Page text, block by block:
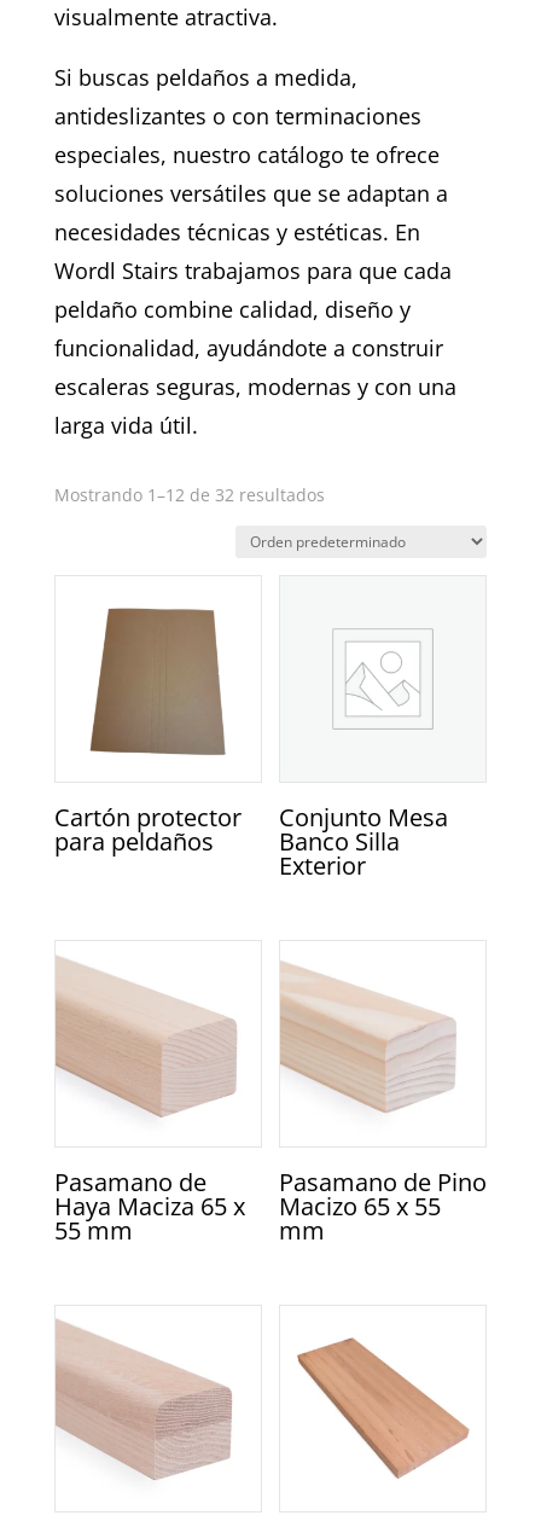
visualmente atractiva.
Si buscas peldaños a medida,
antideslizantes o con terminaciones
especiales, nuestro catálogo te ofrece
soluciones versátiles que se adaptan a
necesidades técnicas y estéticas. En
Wordl Stairs trabajamos para que cada
peldaño combine calidad, diseño y
funcionalidad, ayudándote a construir
escaleras seguras, modernas y con una
larga vida útil.
Mostrando 1–12 de 32 resultados
Cartón protector
para peldaños
Conjunto Mesa
Banco Silla
Exterior
Pasamano de
Haya Maciza 65 x
55 mm
Pasamano de Pino
Macizo 65 x 55
mm